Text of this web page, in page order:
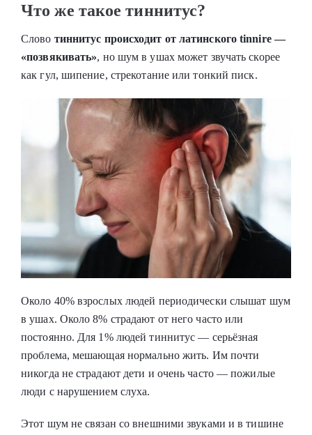
Что же такое тиннитус?
Слово тиннитус происходит от латинского tinnire —
«позвякивать», но шум в ушах может звучать скорее
как гул, шипение, стрекотание или тонкий писк.
Около 40% взрослых людей периодически слышат шум
в ушах. Около 8% страдают от него часто или
постоянно. Для 1% людей тиннитус — серьёзная
проблема, мешающая нормально жить. Им почти
никогда не страдают дети и очень часто — пожилые
люди с нарушением слуха.
Этот шум не связан со внешними звуками и в тишине